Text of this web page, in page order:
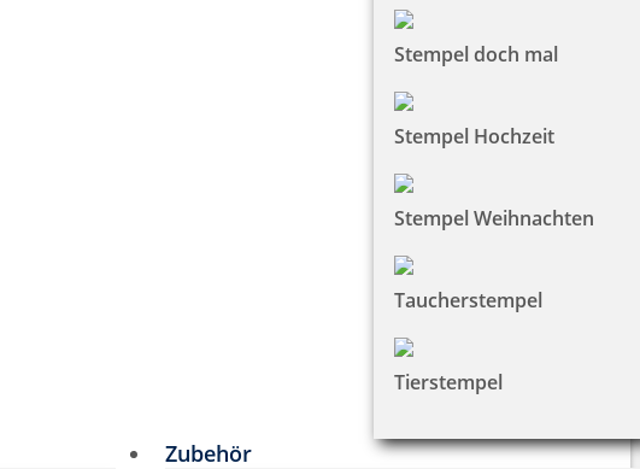
Stempel doch mal
Stempel Hochzeit
Stempel Weihnachten
Taucherstempel
Tierstempel
Zubehör